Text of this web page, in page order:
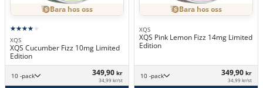
Bara hos oss
XQS
XQS Cucumber Fizz 10mg Limited
Edition
10 -pack 349,90 kr
34,99 kr/st
Bara hos oss
XQS
XQS Pink Lemon Fizz 14mg Limited
Edition
10 -pack 349,90 kr
34,99 kr/st